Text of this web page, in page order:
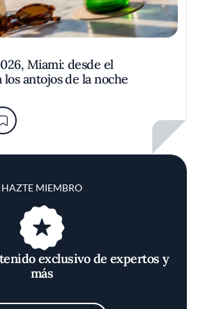
Miami: desde el
los antojos de la noche
HAZTE MIEMBRO
exclusivo de expertos y
más